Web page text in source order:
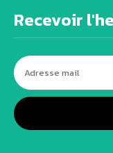
Recevoir